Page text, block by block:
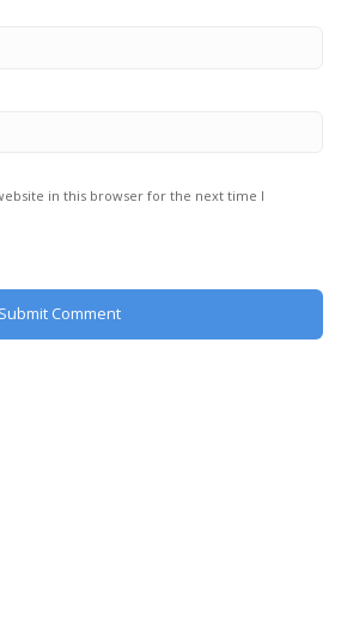
in this browser for the next time I